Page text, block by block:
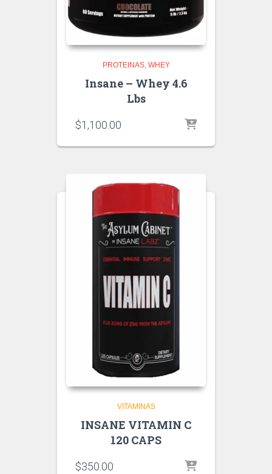
PROTEINAS WHEY
Insane – Whey 4.6
Lbs
$1,100.00
VITAMINAS
INSANE VITAMIN C
120 CAPS
$350.00